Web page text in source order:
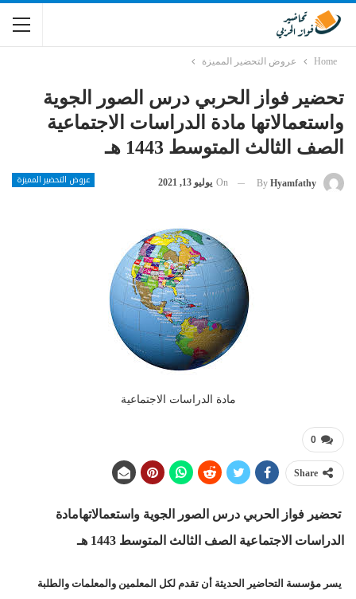
Home عروض التحضير المميزة
تحضير فواز الحربي درس الصور الجوية
واستعمالاتها مادة الدراسات الاجتماعية
الصف الثالث المتوسط 1443 هـ
عروض التحضير المميزة By Hyamfathy
On يوليو 13, 2021
مادة الدراسات الاجتماعية
0
Share
تحضير فواز الحربي درس الصور الجوية واستعمالاتهامادة
الدراسات الاجتماعية الصف الثالث المتوسط 1443 هـ
يسر مؤسسة التحاضير الحديثة أن تقدم لكل المعلمين والمعلمات والطلبة